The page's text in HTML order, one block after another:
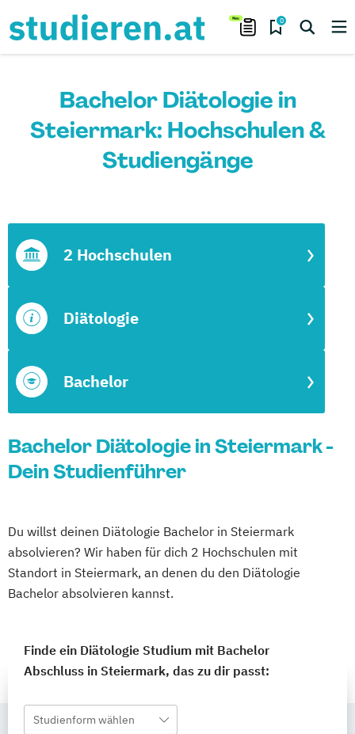
0
Bachelor Diätologie in
Steiermark: Hochschulen &
Studiengänge
Bachelor
Diätologie
2 Hochschulen
Bachelor Diätologie in Steiermark -
Dein Studienführer
Du willst deinen Diätologie Bachelor in Steiermark
absolvieren? Wir haben für dich 2 Hochschulen mit
Standort in Steiermark, an denen du den Diätologie
Bachelor absolvieren kannst.
Finde ein Diätologie Studium mit Bachelor
Abschluss in Steiermark, das zu dir passt:
Studienform wählen